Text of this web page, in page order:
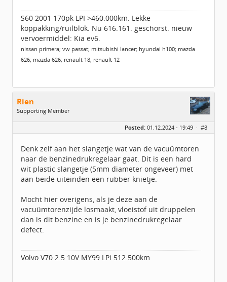
S60 2001 170pk LPI >460.000km. Lekke
koppakking/ruilblok. Nu 616.161. geschorst. nieuw
vervoermiddel: Kia ev6.
nissan primera; vw passat; mitsubishi lancer; hyundai h100; mazda
626; mazda 626; renault 18; renault 12
Rien
Supporting Member
Leeftijd:
46
Geregistreerd:01 / 2020
Posted: 01.12.2024 - 19:49 · #8
Denk zelf aan het slangetje wat van de vacuümtoren
naar de benzinedrukregelaar gaat. Dit is een hard
wit plastic slangetje (5mm diameter ongeveer) met
aan beide uiteinden een rubber knietje.
Mocht hier overigens, als je deze aan de
vacuümtorenzijde losmaakt, vloeistof uit druppelen
dan is dit benzine en is je benzinedrukregelaar
defect.
Volvo V70 2.5 10V MY99 LPi 512.500km